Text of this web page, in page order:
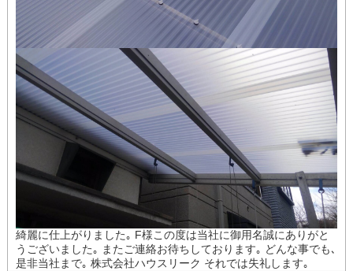
綺麗に仕上がりました｡ F様この度は当社に御用名誠にありがと
うございました｡ またご連絡お待ちしております｡ どんな事でも､
是非当社まで｡ 株式会社ハウスリーク それでは失礼します｡